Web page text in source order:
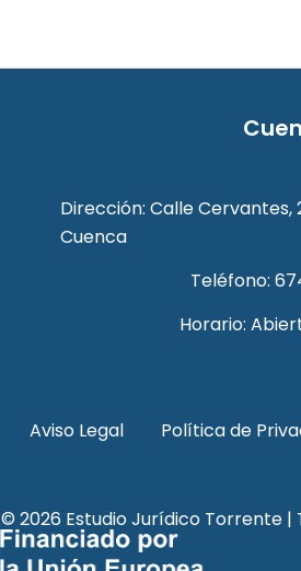
Dirección: Calle Cervantes,
Cuenca
Teléfono:
Horario:
Aviso Legal
Política de
© 2026 Estudio Jurídico Torrente